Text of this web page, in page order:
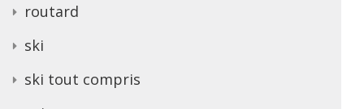
routard
ski
ski tout compris